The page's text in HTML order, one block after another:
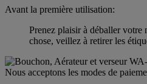
Avant la première utilisation:
Prenez plaisir à déballer
chose, veillez à retirer les
Nous acceptons les modes de